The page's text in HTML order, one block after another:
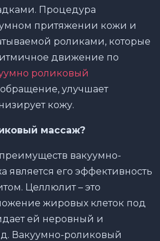
Процедура
притяжении кожи и
роликами, которые
движение по
роликовый
улучшает
кожу.
массаж?
вакуумно-
является его эффективность
Целлюлит – это
жировых клеток под
ей неровный и
Вакуумно-роликовый